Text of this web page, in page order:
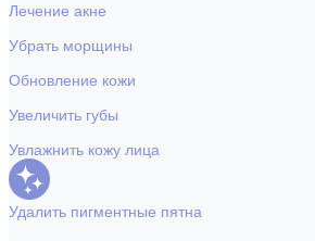
Лечение акне
Убрать морщины
Обновление кожи
Увеличить губы
Увлажнить кожу лица
Удалить пигментные пятна